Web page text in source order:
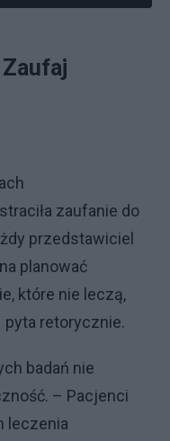
zaufanie do
przedstawiciel
planować
które nie leczą,
retorycznie.
badań nie
– Pacjenci
leczenia